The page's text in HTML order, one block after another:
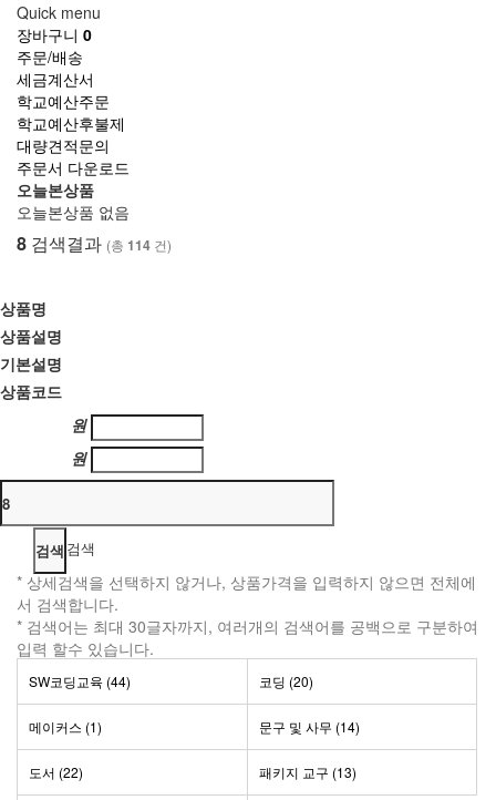
Quick menu
장바구니 0
주문/배송
세금계산서
학교예산주문
학교예산후불제
대량견적문의
주문서 다운로드
오늘본상품
오늘본상품 없음
8 검색결과 (총 114 건)
상품명
상품설명
기본설명
상품코드
원
원
검색
* 상세검색을 선택하지 않거나, 상품가격을 입력하지 않으면 전체에
서 검색합니다.
* 검색어는 최대 30글자까지, 여러개의 검색어를 공백으로 구분하여
입력 할수 있습니다.
SW코딩교육 (44) 코딩 (20)
메이커스 (1) 문구 및 사무 (14)
도서 (22) 패키지 교구 (13)